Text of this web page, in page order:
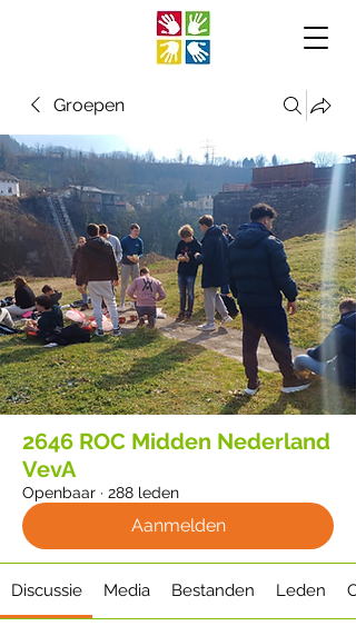
Groepen
2646 ROC Midden Nederland
VevA
Openbaar · 288 leden
Aanmelden
Discussie Media Bestanden Leden